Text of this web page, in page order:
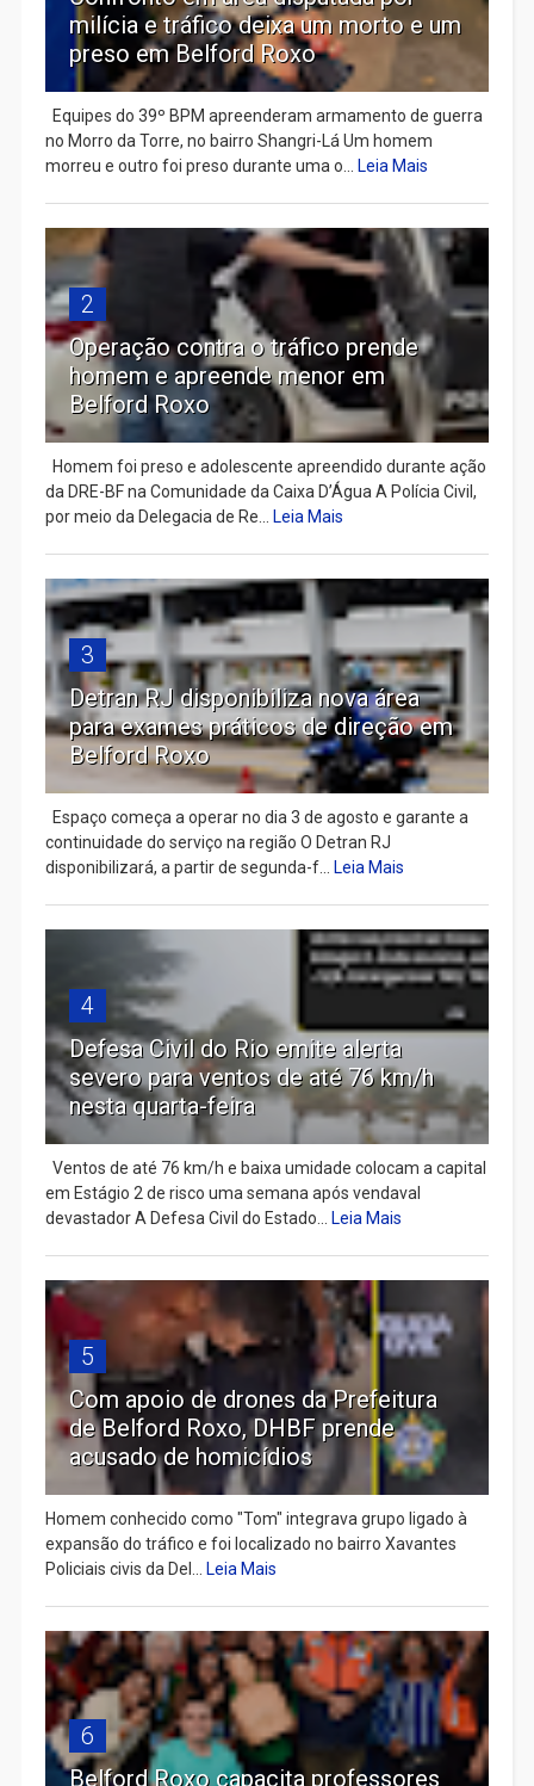
milícia e tráfico deixa um morto e um
preso em Belford Roxo
Equipes do 39º BPM apreenderam armamento de guerra
no Morro da Torre, no bairro Shangri-Lá Um homem
morreu e outro foi preso durante uma o... Leia Mais
2
Operação contra o tráfico prende
homem e apreende menor em
Belford Roxo
Homem foi preso e adolescente apreendido durante ação
da DRE-BF na Comunidade da Caixa D’Água A Polícia Civil,
por meio da Delegacia de Re... Leia Mais
3
Detran RJ disponibiliza nova área
para exames práticos de direção em
Belford Roxo
Espaço começa a operar no dia 3 de agosto e garante a
continuidade do serviço na região O Detran RJ
disponibilizará, a partir de segunda-f... Leia Mais
4
Defesa Civil do Rio emite alerta
severo para ventos de até 76 km/h
nesta quarta-feira
Ventos de até 76 km/h e baixa umidade colocam a capital
em Estágio 2 de risco uma semana após vendaval
devastador A Defesa Civil do Estado... Leia Mais
5
Com apoio de drones da Prefeitura
de Belford Roxo, DHBF prende
acusado de homicídios
Homem conhecido como "Tom" integrava grupo ligado à
expansão do tráfico e foi localizado no bairro Xavantes
Policiais civis da Del... Leia Mais
6
Belford Roxo capacita professores